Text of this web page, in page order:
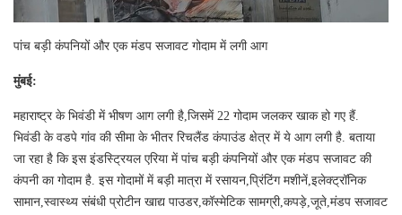
पांच बड़ी कंपनियों और एक मंडप सजावट गोदाम में लगी आग
मुंबई:
महाराष्‍ट्र के भिवंडी में भीषण आग लगी है,जिसमें 22 गोदाम जलकर खाक हो गए हैं.
भिवंडी के वडपे गांव की सीमा के भीतर रिचलैंड कंपाउंड क्षेत्र में ये आग लगी है. बताया
जा रहा है कि इस इंडस्ट्रियल एरिया में पांच बड़ी कंपनियों और एक मंडप सजावट की
कंपनी का गोदाम है. इस गोदामों में बड़ी मात्रा में रसायन,प्रिंटिंग मशीनें,इलेक्ट्रॉनिक
सामान,स्वास्थ्य संबंधी प्रोटीन खाद्य पाउडर,कॉस्मेटिक सामग्री,कपड़े,जूते,मंडप सजावट